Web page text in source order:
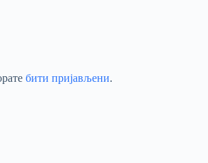
бити пријављени.